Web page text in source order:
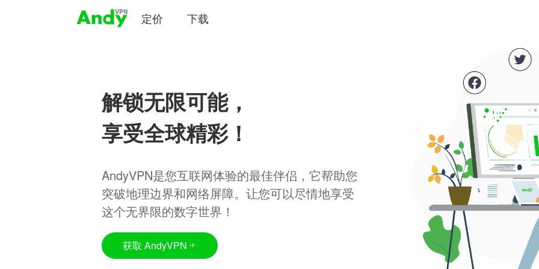
定价 下载
解锁无限可能，
享受全球精彩！
AndyVPN是您互联网体验的最佳伴侣，它帮助您
突破地理边界和网络屏障。让您可以尽情地享受
这个无界限的数字世界！
获取 AndyVPN